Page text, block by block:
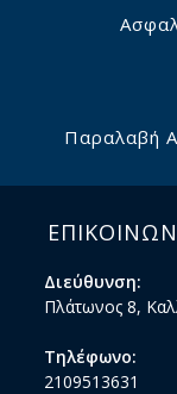
Παραλαβή
Διεύθυνση:
Πλάτωνος 8,
Τηλέφωνο:
2109513631